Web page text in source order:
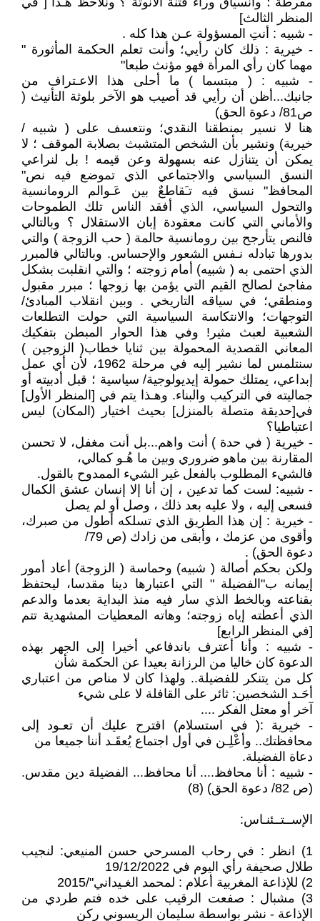
المنظر الثالث]
- شبيه : أنتِ المسؤولة عـن هذا كله .
- خيرية : ذلك كان رأيي؛ وأنت تعلم الحكمة المأثورة "
مهما كان رأي المرأة فهو مؤنث طبعا"
- شبيه : ( مبتسما ) ما أحلى هذا الاعـتراف من
جانبك...أظن أن رأيي قد أصيب هو الآخر بلوثة التأنيث (
ص81/ دعوة الحق)
هنا لا نسير بمنطقنا النقدي؛ ونتعسف على ( شبيه /
خيرية) ونشير بأن الشخص المتشبث بصلابة الموقف ؛ لا
يمكن أن يتنازل عنه بسهولة وعن قيمه ! بل لنراعي
النسق السياسي والاجتماعي الذي تموضع فيه نص"
المحافظ" نسق فيه تـَقاطعٌ بين عَـوالم الرومانسية
والتحول السياسي، الذي أفقد الناس تلك الطموحات
والأماني التي كانت معقودة إبان الاستقلال ؟ وبالتالي
فالنص يتأرجح بين رومانسية حالمة ( حب الزوجة ) والتي
بدورها تبادله نـفس الشعور والإحساس. وبالتالي فالمبرر
الذي احتمى به ( شبيه) أمام زوجته ؛ والتي انقلبت بشكل
مفاجئ لصالح القيم التي يؤمن بها زوجها ؛ مبرر مقبول
ومنطقي؛ في سياقه التاريخي . وبين انقلاب المبادئ/
التوجهات؛ والانتكاسة السياسية التي حولت التطلعات
الشعبية لعبث مثير! وفي هذا الحوار المبطن بتفكيك
المعاني القصدية المحمولة بين ثنايا خطاب( الزوجين )
سنتلمس لما نشير إليه في مرحلة 1962، لأن أي عمل
إبداعي، يمتلك حمولة إيديولوجية/ سياسية ؛ قبل أدبيته أو
جماليته في التركيب والبناء. وهـذا يتم في [المنظر الأول]
في[حديقة متصلة بالمنزل] بحيث اختيار (المكان) ليس
اعتباطيا؟
- خيرية ( في حدة ) أنت واهم...بل أنت مغفل، لا تحسن
المقارنة بين ماهو ضروري وبين ما هُـو كمالي،
فالشيء المطلوب بالفعل غير الشيء الممدوح بالقول.
- شبيه: لست كما تدعين ، إن أنا إلا إنسان عشق الكمال
فسعى إليه ، ولا عليه بعد ذلك ، وصل أو لم يصل
- خيرية : إن هذا الطريق الذي تسلكه أطول من صبرك،
وأقوى من عزمك ، وأبقى من زادك (ص 79/
دعوة الحق) .
ولكن بحكم أصالة ( شبيه) وحماسة ( الزوجة) أعاد أمور
إيمانه ب"الفضيلة " التي اعتبارها دينا مقدسا، ليحتفظ
بقناعته وبالخط الذي سار فيه منذ البداية بعدما والدعم
الذي أعطته إياه زوجته؛ وهاته المعطيات المشهدية تتم
[في المنظر الرابع]
- شبيه : وأنا أعترف باندفاعي أخيرا إلى الجهر بهذه
الدعوة كان خاليا من الرزانة بعيدا عن الحكمة شأن
كل من يتنكر للفضيلة.. ولهذا كان لا مناص من اعتباري
أحَـد الشخصين: ثائر على القافلة لا على شيء
آخر أو معتل الفكر ....
- خيرية :( في استسلام) اقترح عليك أن تعـود إلى
محافظتك.. وأعْلِـن في أول اجتماع يُعقَـد أننا جميعا من
دعاة الفضيلة.
- شبيه : أنا محافظ.... أنا محافظ... الفضيلة دين مقدس.
(ص 82/ دعوة الحق) (8)
الإســتــئنـاس:
1) انظر : في رحاب المسرحي حسن المنيعي: لنجيب
طلال صحيفة رأي اليوم في 19/12/2022
2) للإذاعة المغربية أعلام : لمحمد الغـيداني"/2015
3) مشبال : صفعت الرقيب على خده فتم طردي من
الإذاعة - نشر بواسطة سليمان الريسوني ركن